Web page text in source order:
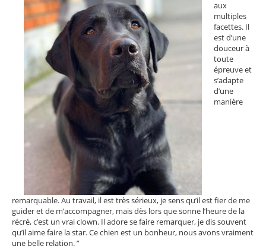
aux
multiples
facettes. Il
est d’une
douceur à
toute
épreuve et
s’adapte
d’une
manière
remarquable. Au travail, il est très sérieux, je sens qu’il est fier de me
guider et de m’accompagner, mais dès lors que sonne l’heure de la
récré, c’est un vrai clown. Il adore se faire remarquer, je dis souvent
qu’il aime faire la star. Ce chien est un bonheur, nous avons vraiment
une belle relation. ”